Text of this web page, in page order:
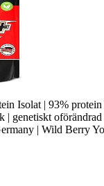
Isolat | 93%
| genetiskt
| Wild Berry